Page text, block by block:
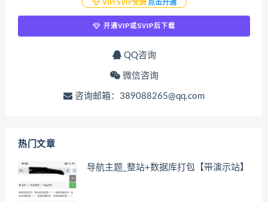
VIP/SVIP免费 点击开通
开通VIP或SVIP后下载
QQ咨询
微信咨询
咨询邮箱：389088265@qq.com
热门文章
导航主题_整站+数据库打包【带演示站】